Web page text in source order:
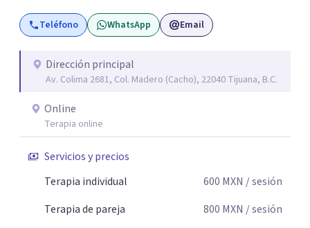
repite, qué duele, y qué puede transformarse. En mi
consultorio hay lugar para todo: risas, tristezas, enojos y
escuchada. Si pudiste conectar con algo de esto,
mándame un mensaje y comencemos juntos a trabajar en
Teléfono WhatsApp Email
Dirección principal
Av. Colima 2681, Col. Madero (Cacho), 22040 Tijuana, B.C.
Online
Terapia online
Servicios y precios
Terapia individual
600 MXN / sesión
Terapia de pareja
800 MXN / sesión